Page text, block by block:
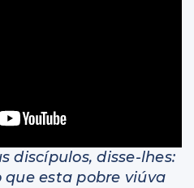
discípulos, disse-lhes:
que esta pobre viúva